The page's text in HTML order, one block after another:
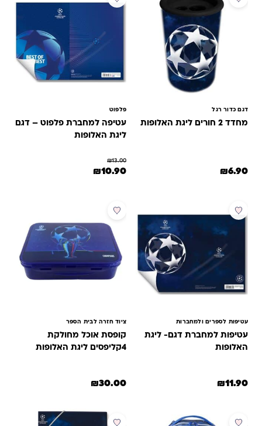
דגם כדור רגל
מחדד 2 חורים ליגת האלופות
₪6.90
פלפוט
עטיפה למחברת פלפוט – דגם
ליגת האלופות
₪13.00
המחיר המקורי היה: ₪13.00.
₪10.90 המחיר הנוכחי הוא: ₪10.90.
עטיפות לספרים ולמחברות
עטיפות למחברת דגם- ליגת
האלופות
₪11.90
ציוד חזרה לבית הספר
קופסת אוכל מחולקת
₪30.00